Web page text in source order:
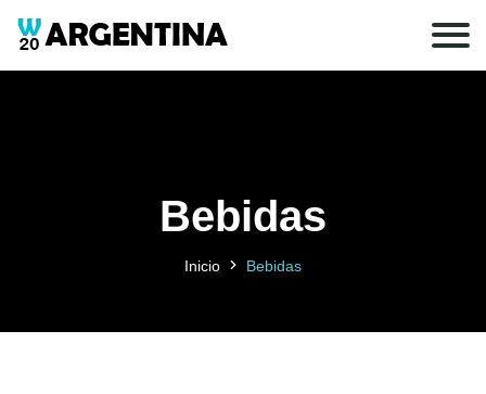
Bebidas
Inicio Bebidas